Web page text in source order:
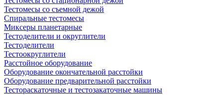
Тестомесы со съемной дежой
Спиральные тестомесы
Миксеры планетарные
Тестоделители и округлители
Тестоделители
Тестоокруглители
Расстойное оборудование
Оборудование окончательной расстойки
Оборудование предварительной расстойки
Тестораскаточные и тестозакаточные машины